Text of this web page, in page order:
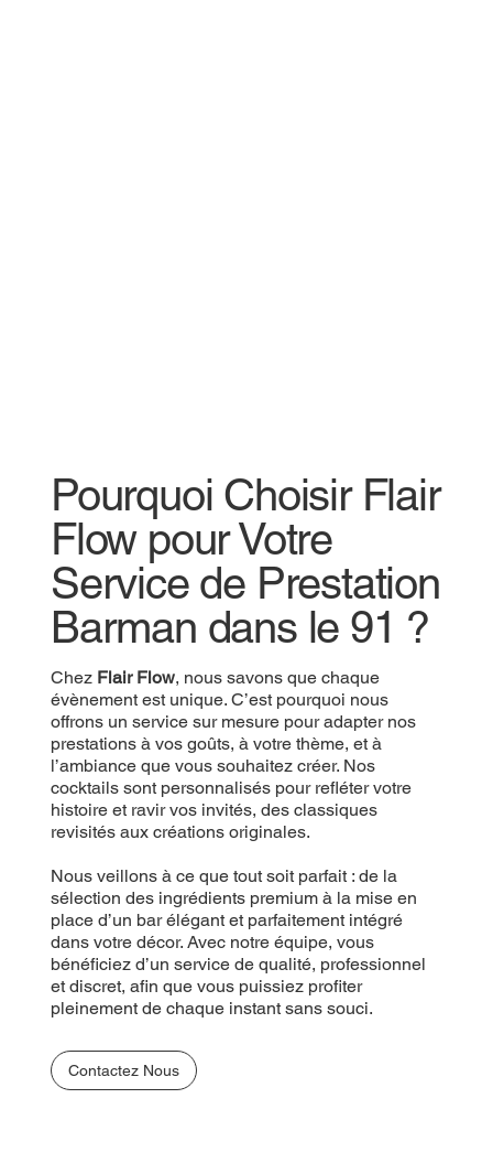
Pourquoi Choisir Flair
Flow pour Votre
Service de Prestation
Barman dans le 91 ?
Chez Flair Flow, nous savons que chaque
évènement est unique. C’est pourquoi nous
offrons un service sur mesure pour adapter nos
prestations à vos goûts, à votre thème, et à
l’ambiance que vous souhaitez créer. Nos
cocktails sont personnalisés pour refléter votre
histoire et ravir vos invités, des classiques
revisités aux créations originales.
Nous veillons à ce que tout soit parfait : de la
sélection des ingrédients premium à la mise en
place d’un bar élégant et parfaitement intégré
dans votre décor. Avec notre équipe, vous
bénéficiez d’un service de qualité, professionnel
et discret, afin que vous puissiez profiter
pleinement de chaque instant sans souci.
Contactez Nous